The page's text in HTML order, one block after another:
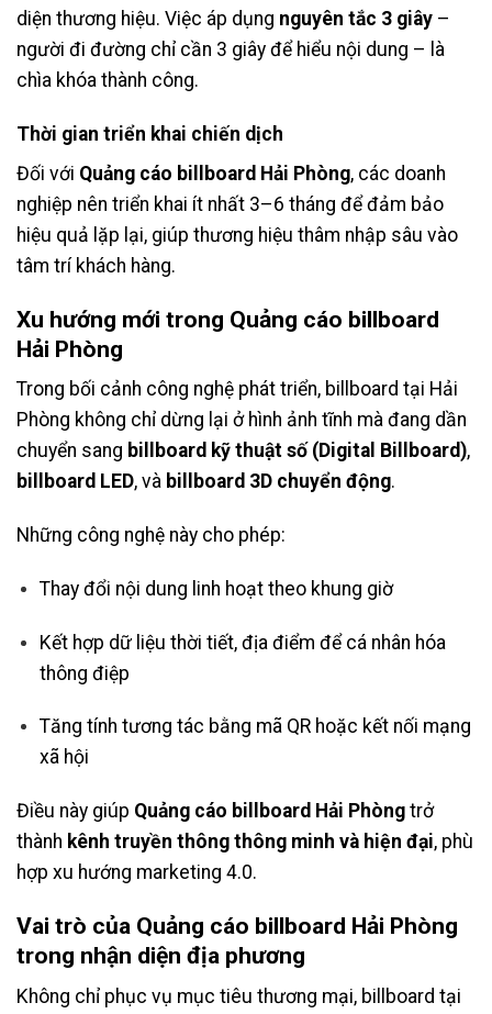
diện thương hiệu. Việc áp dụng nguyên tắc 3 giây –
người đi đường chỉ cần 3 giây để hiểu nội dung – là
chìa khóa thành công.
Thời gian triển khai chiến dịch
Đối với Quảng cáo billboard Hải Phòng, các doanh
nghiệp nên triển khai ít nhất 3–6 tháng để đảm bảo
hiệu quả lặp lại, giúp thương hiệu thâm nhập sâu vào
tâm trí khách hàng.
Xu hướng mới trong Quảng cáo billboard
Hải Phòng
Trong bối cảnh công nghệ phát triển, billboard tại Hải
Phòng không chỉ dừng lại ở hình ảnh tĩnh mà đang dần
chuyển sang billboard kỹ thuật số (Digital Billboard),
billboard LED, và billboard 3D chuyển động.
Những công nghệ này cho phép:
Thay đổi nội dung linh hoạt theo khung giờ
Kết hợp dữ liệu thời tiết, địa điểm để cá nhân hóa
thông điệp
Tăng tính tương tác bằng mã QR hoặc kết nối mạng
xã hội
Điều này giúp Quảng cáo billboard Hải Phòng trở
thành kênh truyền thông thông minh và hiện đại, phù
hợp xu hướng marketing 4.0.
Vai trò của Quảng cáo billboard Hải Phòng
trong nhận diện địa phương
Không chỉ phục vụ mục tiêu thương mại, billboard tại